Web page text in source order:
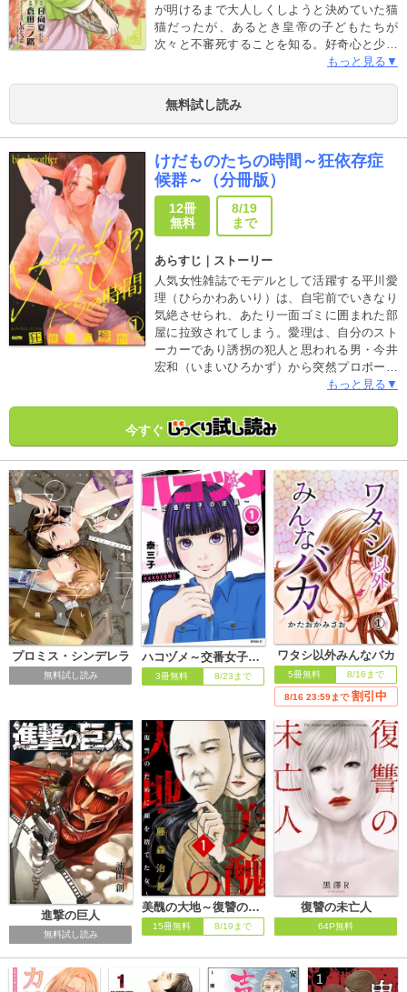
が明けるまで大人しくしようと決めていた猫
猫だったが、あるとき皇帝の子どもたちが
次々と不審死することを知る。好奇心と少し
ばかりの正義心、そして薬屋の知識を使い、
変わって…？ “なろう”発の大ヒット異色ミス
テリー、待望のコミカライズ登場です!!
もっと見る▼
無料試し読み
けだものたちの時間～狂依存症
候群～（分冊版）
12冊
無料
8/19
まで
あらすじ｜ストーリー
人気女性雑誌でモデルとして活躍する平川愛
理（ひらかわあいり）は、自宅前でいきなり
気絶させられ、あたり一面ゴミに囲まれた部
屋に拉致されてしまう。愛理は、自分のスト
ーカーであり誘拐の犯人と思われる男・今井
宏和（いまいひろかず）から突然プロポーズ
され困惑するが、訳もわからないまま性的暴
る監禁生活が始まり……!? ※この作品は
「comic RiSky(リスキー) Vol.1」に収録され
もっと見る▼
今すぐ
プロミス・シンデレラ
無料試し読み
ハコヅメ～交番女子の逆襲～
3冊無料 8/23まで
ワタシ以外みんなバカ
5冊無料 8/16まで
8/16 23:59まで 割引中
進撃の巨人
無料試し読み
美醜の大地～復讐のために顔を捨てた女～（分冊版）
15冊無料 8/19まで
復讐の未亡人
64P無料